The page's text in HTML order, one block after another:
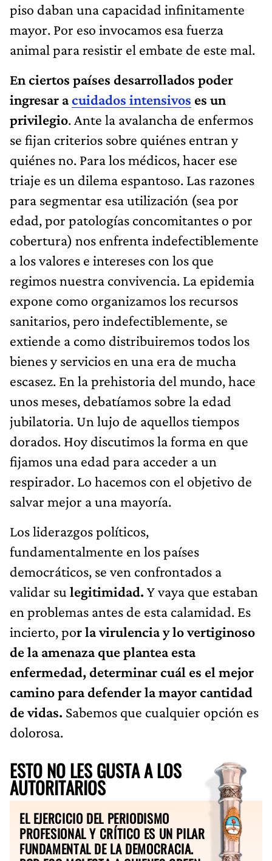
piso daban una capacidad infinitamente
mayor. Por eso invocamos esa fuerza
animal para resistir el embate de este mal.
En ciertos países desarrollados poder
ingresar acuidados intensivos es un
privilegio. Ante la avalancha de enfermos
se fijan criterios sobre quiénes entran y
quiénes no. Para los médicos, hacer ese
triaje es un dilema espantoso. Las razones
para segmentar esa utilización (sea por
edad, por patologías concomitantes o por
cobertura) nos enfrenta indefectiblemente
a los valores e intereses con los que
regimos nuestra convivencia. La epidemia
expone como organizamos los recursos
sanitarios, pero indefectiblemente, se
extiende a como distribuiremos todos los
bienes y servicios en una era de mucha
escasez. En la prehistoria del mundo, hace
unos meses, debatíamos sobre la edad
jubilatoria. Un lujo de aquellos tiempos
dorados. Hoy discutimos la forma en que
fijamos una edad para acceder a un
respirador. Lo hacemos con el objetivo de
salvar mejor a una mayoría.
Los liderazgos políticos,
fundamentalmente en los países
democráticos, se ven confrontados a
validar su legitimidad. Y vaya que estaban
en problemas antes de esta calamidad. Es
incierto, por la virulencia y lo vertiginoso
de la amenaza que plantea esta
enfermedad, determinar cuál es el mejor
camino para defender la mayor cantidad
de vidas. Sabemos que cualquier opción es
dolorosa.
ESTO NO LES GUSTA A LOS
AUTORITARIOS
EL EJERCICIO DEL PERIODISMO
PROFESIONAL Y CRÍTICO ES UN PILAR
FUNDAMENTAL DE LA DEMOCRACIA.